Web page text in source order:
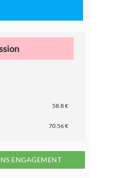
58.8 €
70.56 €
ENGAGEMENT